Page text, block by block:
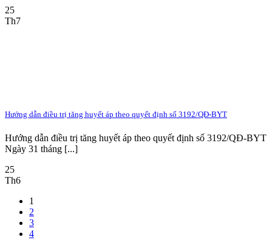
25
Th7
Hướng dẫn điều trị tăng huyết áp theo quyết định số 3192/QĐ-BYT
Hướng dẫn điều trị tăng huyết áp theo quyết định số 3192/QĐ-BYT
Ngày 31 tháng [...]
25
Th6
1
2
3
4